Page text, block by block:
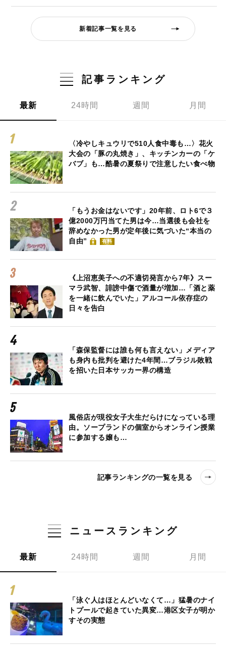
新着記事一覧を見る
記事ランキング
最新 24時間 週間 月間
〈冷やしキュウリで510人食中毒も…〉花火
大会の「豚の丸焼き」、キッチンカーの「ケ
バブ」も…酷暑の夏祭りで注意したい食べ物
「もうお金はないです」20年前、ロト6で３
億2000万円当てた男は今…当選後も会社を
辞めなかった男が定年後に気づいた“本当の
自由”
有料
《上沼恵美子への不適切発言から7年》スー
マラ武智、誹謗中傷で酒量が増加…「酒と薬
を一緒に飲んでいた」アルコール依存症の
日々を告白
「森保監督には誰も何も言えない」メディア
も身内も批判を避けた4年間…ブラジル敗戦
を招いた日本サッカー界の構造
風俗店が現役女子大生だらけになっている理
由。ソープランドの個室からオンライン授業
に参加する嬢も…
記事ランキングの一覧を見る
ニュースランキング
最新 24時間 週間 月間
「泳ぐ人はほとんどいなくて…」猛暑のナイ
トプールで起きていた異変…港区女子が明か
すその実態